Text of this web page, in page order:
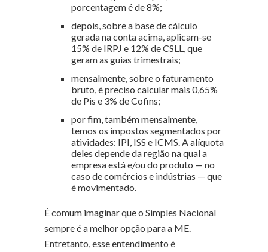
porcentagem é de 8%;
depois, sobre a base de cálculo
gerada na conta acima, aplicam-se
15% de IRPJ e 12% de CSLL, que
geram as guias trimestrais;
mensalmente, sobre o faturamento
bruto, é preciso calcular mais 0,65%
de Pis e 3% de Cofins;
por fim, também mensalmente,
temos os impostos segmentados por
atividades: IPI, ISS e ICMS. A alíquota
deles depende da região na qual a
empresa está e/ou do produto — no
caso de comércios e indústrias — que
é movimentado.
É comum imaginar que o Simples Nacional
sempre é a melhor opção para a ME.
Entretanto, esse entendimento é